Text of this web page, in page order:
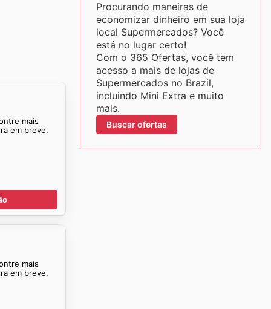
mais
em breve.
mais
em breve.
Procurando maneiras de
economizar dinheiro em sua loja
local Supermercados? Você
está no lugar certo!
Com o 365 Ofertas, você tem
acesso a mais de lojas de
Supermercados no Brazil,
incluindo Mini Extra e muito
mais.
Buscar ofertas